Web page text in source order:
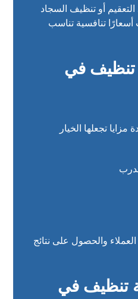
أو تنظيف السجاد
تنافسية تناسب
في
تجعلها الخيار
والحصول على نتائج
تنظيف في